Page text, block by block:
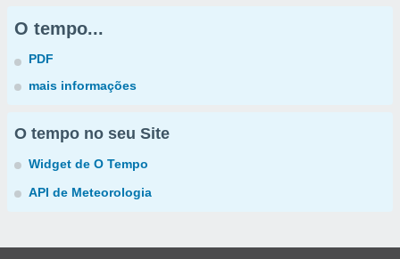
O tempo...
PDF
mais informações
O tempo no seu Site
Widget de O Tempo
API de Meteorologia